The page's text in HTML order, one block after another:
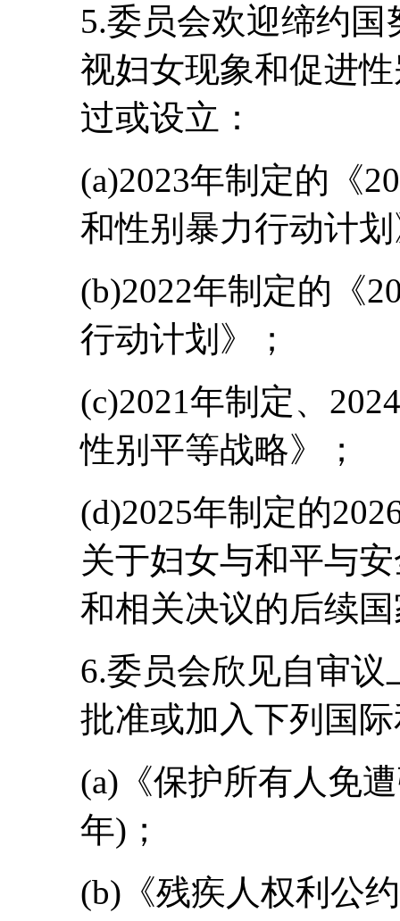
5.委员会欢迎缔约
视妇女现象和促进
过或设立：
(a)2023年制定的《
和性别暴力行动计
(b)2022年制定的《
行动计划》；
(c)2021年制定、
性别平等战略》；
(d)2025年制定的
关于妇女与和平与
和相关决议的后续
6.委员会欣见自审
批准或加入下列国
(a)《保护所有人免
年)；
(b)《残疾人权利公